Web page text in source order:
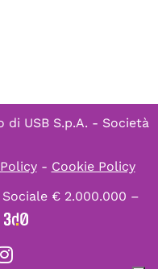
di USB S.p.A. - Società
- Cookie Policy
Sociale € 2.000.000 –